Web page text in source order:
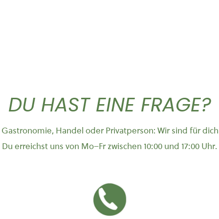
DU HAST EINE FRAGE?
Handel oder Privatperson: Wir sind für
Du erreichst uns von Mo–Fr zwischen 10:00 und 17:00 Uhr.